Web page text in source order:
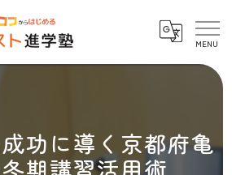
功に導く京都府亀
期講習活用術